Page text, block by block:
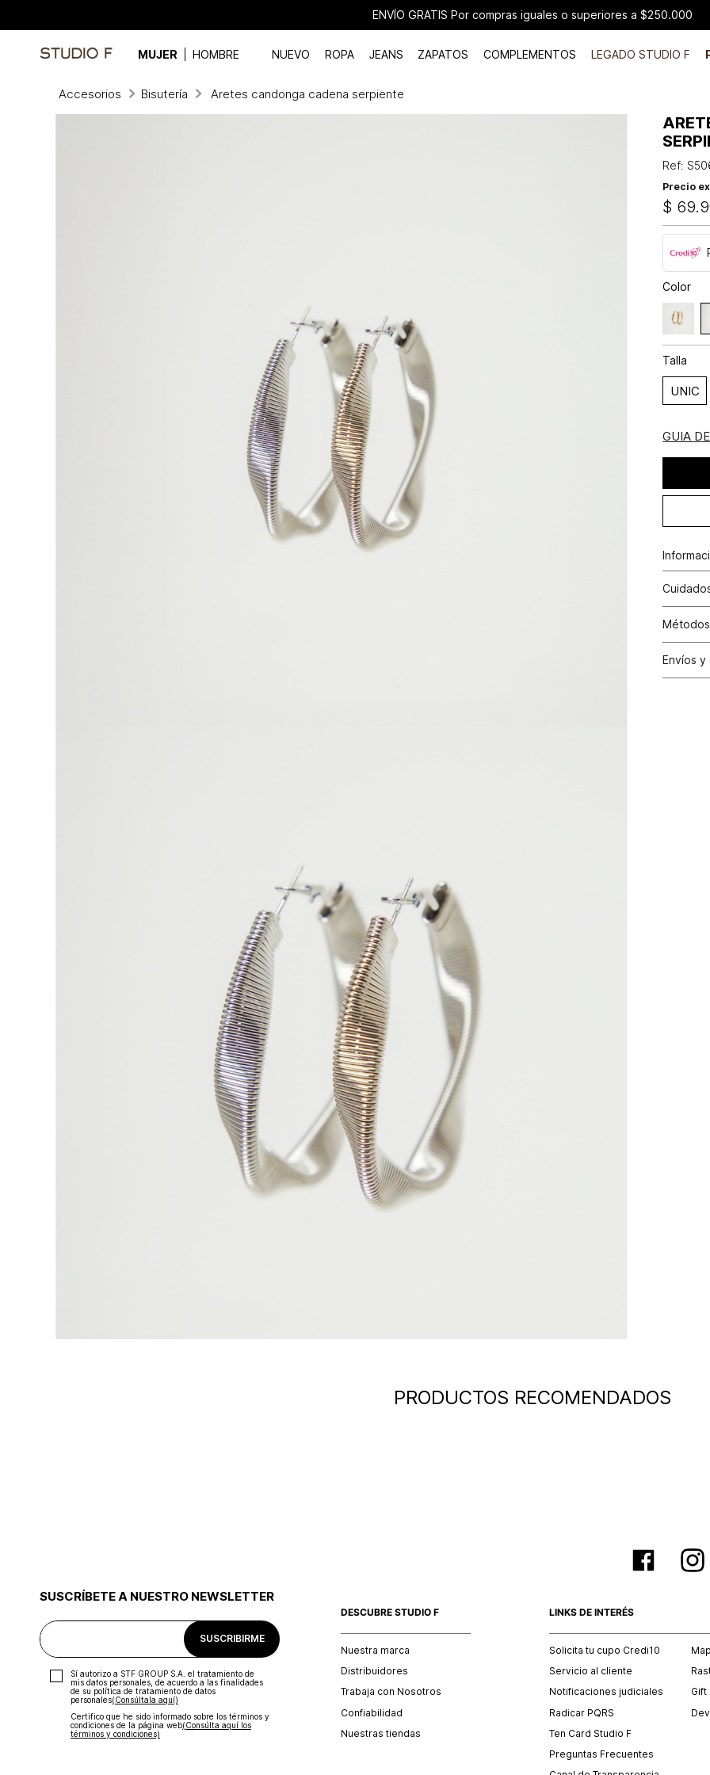
ENVÍO GRATIS Por compras iguales o superiores a $250.000
MUJER HOMBRE NUEVO ROPA JEANS ZAPATOS COMPLEMENTOS LEGADO STUDIO F
Accesorios Bisutería Aretes candonga cadena serpiente
Ref:
Precio
$ 69.
Color
Talla
UNIC
GUIA
Aretes
Tarjetas
Envíos
de
PRODUCTOS RECOMENDADOS
SUSCRÍBETE A NUESTRO NEWSLETTER
SUSCRIBIRME
Sí autorizo a STF GROUP S.A. el tratamiento de
mis datos personales, de acuerdo a las finalidades
de su política de tratamiento de datos
personales‎(Consúltala aquí)
Certifico que he sido informado sobre los términos y
condiciones de la página web‎(Consúlta aquí los
términos y condiciones)
DESCUBRE STUDIO F
Nuestra marca
Distribuidores
Trabaja con Nosotros
Confiabilidad
Nuestras tiendas
LINKS DE INTERÉS
Solicita tu cupo Credi10
Servicio al cliente
Notificaciones judiciales
Radicar PQRS
Ten Card Studio F
Preguntas Frecuentes
Gift